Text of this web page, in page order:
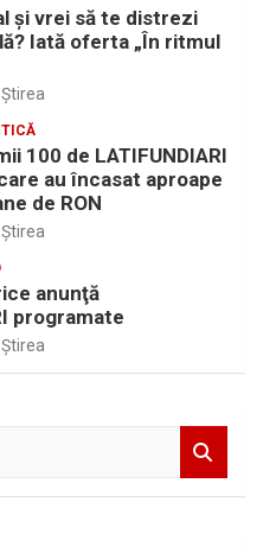
şi vrei să te distrezi
Iată oferta „În ritmul
Ştirea
100 de LATIFUNDIARI
au încasat aproape
de RON
Ştirea
anunţă
programate
Ştirea